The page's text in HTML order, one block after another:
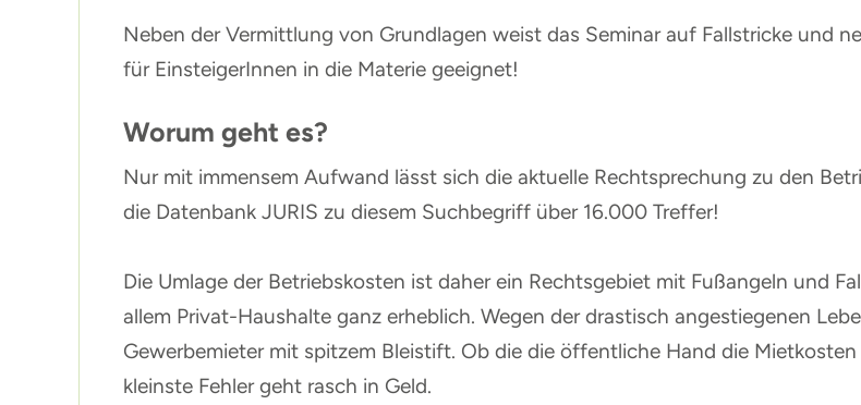
Neben der Vermittlung von Grundlagen weist das Seminar auf Fallstricke und
für EinsteigerInnen in die Materie geeignet!
Worum geht es?
Nur mit immensem Aufwand lässt sich die aktuelle Rechtsprechung zu den
die Datenbank JURIS zu diesem Suchbegriff über 16.000 Treffer!
Die Umlage der Betriebskosten ist daher ein Rechtsgebiet mit Fußangeln und
allem Privat-Haushalte ganz erheblich. Wegen der drastisch angestiegenen
Gewerbemieter mit spitzem Bleistift. Ob die die öffentliche Hand die
kleinste Fehler geht rasch in Geld.